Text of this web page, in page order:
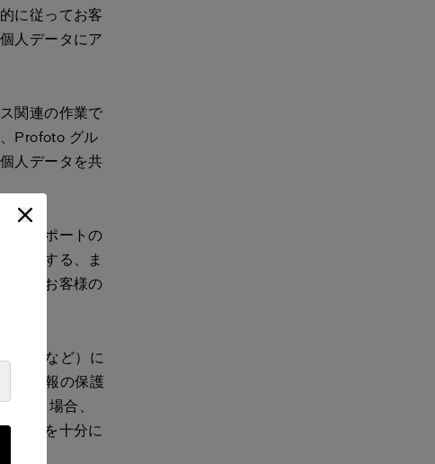
に従ってお客
人データにア
関連の作業で
Profoto グル
人データを共
のサポートの
提供する、ま
ともお客様の
日本など）に
人情報の保護
する場合、
ータを十分に